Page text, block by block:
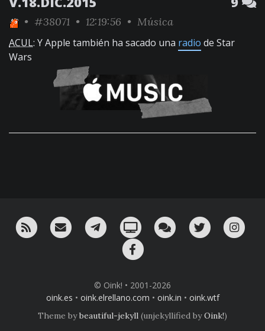
• #38071 • 12:19:56 • Música
ACUL: Y Apple también ha sacado una radio de Star
Wars
RSS ¡Mándame un email!¡Nuestro canal en Telegram!
Oink! TV Charla con nosotros
Twitter
© Oink! • 2001-2026
oink.es • oink.elrellano.com • oink.in • oink.wtf
Theme bybeautiful-jekyll (unjekyllified byOink!)